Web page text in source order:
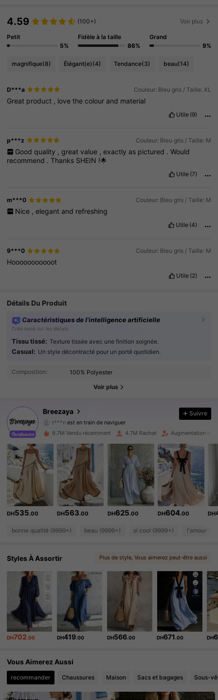
4.59 (100+) Voir plus
Petit
5%
Fidèle à la taille
86%
Grand
9%
magnifique(8) Élégant(e)(4) Tendance(3) beau(14)
D***a Couleur: Bleu gris / Taille: XL
Great product , lovethecolour and material
Utile (9)
p***z Couleur: Bleu gris / Taille: M
Good quality , great value , exactly as pictured . Would
recommend .Thanks SHEIN !🌟
Utile (7)
m***0 Couleur: Bleu gris / Taille: M
Nice , elegant and refreshing
Utile (4)
9***0 Couleur: Bleu gris / Taille: M
Hooooooooooot
Utile (2)
Détails Du Produit
Caractéristiques de l'intelligence artificielle
Créé basé sur les détails
Tissu tissé: Texture tissée avec une finition soignée.
Casual: Un style décontracté pour un porté quotidien.
Composition: 100% Polyester
Voir plus
Breezaya
4.86 615K Suiveurs
est en train de naviguer
4.86
615K Suiveurs
4.86 615K Suiveurs
4.86 615K Suiveurs
4.86 615K Suiveurs
4.86 615K Suiveurs
4.86 615K Suiveurs
615K Suiveurs
Suivre
9.7M Vendu récemment 4.7M Rachat Augmentation du
DH535.00 DH563.00 DH625.00 DH604.00 DH
bonne qualité (9999+) beau (9999+) si cool (9999+) l'amour
Styles À Assortir Plus de style, Vous aimerez peut-être aussi
DH702.00 DH419.00 DH566.00 DH671.00 DH
Vous Aimerez Aussi
recommander Chaussures Maison Sacs et bagages Sous-